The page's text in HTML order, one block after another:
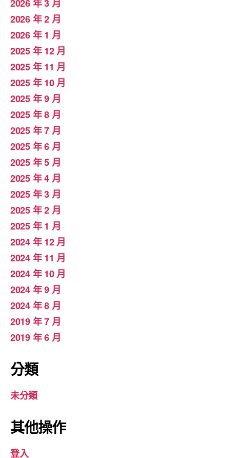
2026 年 3 月
2026 年 2 月
2026 年 1 月
2025 年 12 月
2025 年 11 月
2025 年 10 月
2025 年 9 月
2025 年 8 月
2025 年 7 月
2025 年 6 月
2025 年 5 月
2025 年 4 月
2025 年 3 月
2025 年 2 月
2025 年 1 月
2024 年 12 月
2024 年 11 月
2024 年 10 月
2024 年 9 月
2024 年 8 月
2019 年 7 月
2019 年 6 月
分類
未分類
其他操作
登入